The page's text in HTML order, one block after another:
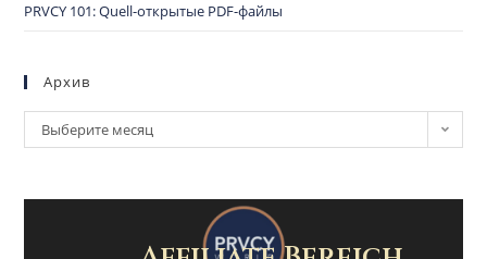
PRVCY 101: Quell-открытые PDF-файлы
Архив
Выберите месяц